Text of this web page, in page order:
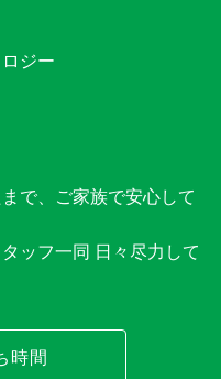
ジー
で、ご家族で安心して
ッフ一同 日々尽力して
時間